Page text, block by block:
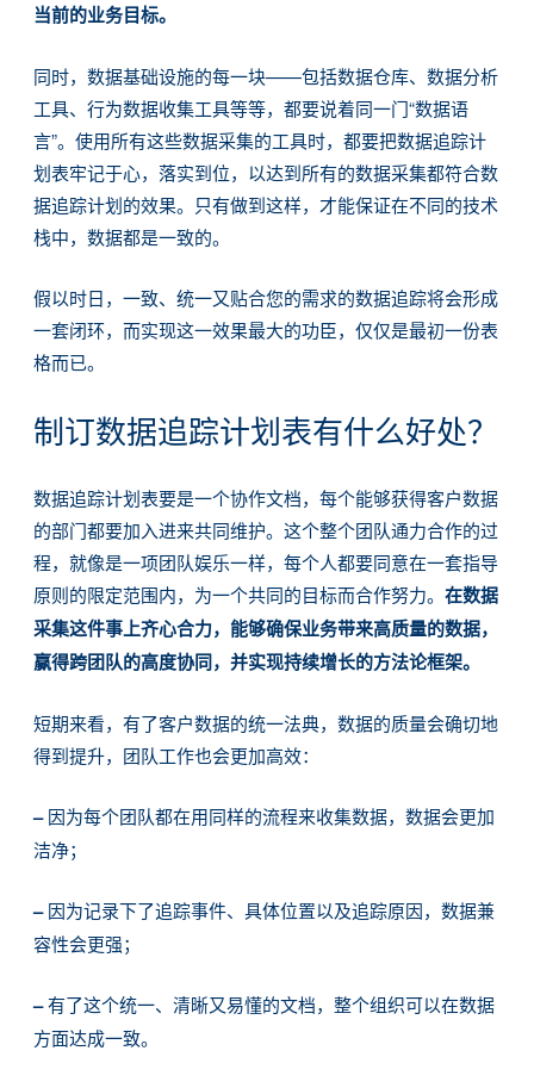
当前的业务目标。
同时，数据基础设施的每一块——包括数据仓库、数据分析
工具、行为数据收集工具等等，都要说着同一门“数据语
言”。使用所有这些数据采集的工具时，都要把数据追踪计
划表牢记于心，落实到位，以达到所有的数据采集都符合数
据追踪计划的效果。只有做到这样，才能保证在不同的技术
栈中，数据都是一致的。
假以时日，一致、统一又贴合您的需求的数据追踪将会形成
一套闭环，而实现这一效果最大的功臣，仅仅是最初一份表
格而已。
制订数据追踪计划表有什么好处？
数据追踪计划表要是一个协作文档，每个能够获得客户数据
的部门都要加入进来共同维护。这个整个团队通力合作的过
程，就像是一项团队娱乐一样，每个人都要同意在一套指导
原则的限定范围内，为一个共同的目标而合作努力。 在数据
采集这件事上齐心合力，能够确保业务带来高质量的数据，
赢得跨团队的高度协同，并实现持续增长的方法论框架。
短期来看，有了客户数据的统一法典，数据的质量会确切地
得到提升，团队工作也会更加高效：
–因为每个团队都在用同样的流程来收集数据，数据会更加
洁净；
–因为记录下了追踪事件、具体位置以及追踪原因，数据兼
容性会更强；
–有了这个统一、清晰又易懂的文档，整个组织可以在数据
方面达成一致。